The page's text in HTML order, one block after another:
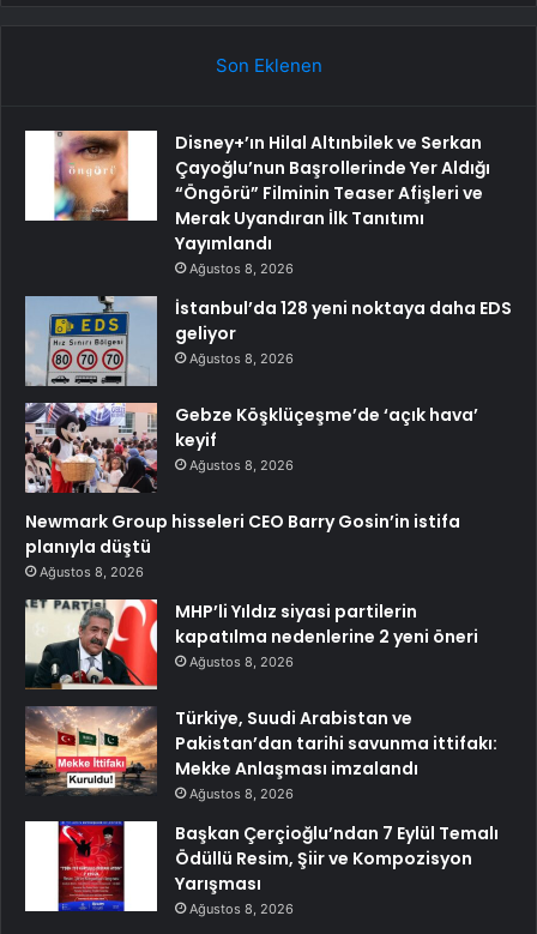
Son Eklenen
Disney+’ın Hilal Altınbilek ve Serkan
Çayoğlu’nun Başrollerinde Yer Aldığı
“Öngörü” Filminin Teaser Afişleri ve
Merak Uyandıran İlk Tanıtımı
Yayımlandı
Ağustos 8, 2026
İstanbul’da 128 yeni noktaya daha EDS
geliyor
Ağustos 8, 2026
Gebze Köşklüçeşme’de ‘açık hava’
keyif
Ağustos 8, 2026
Newmark Group hisseleri CEO Barry Gosin’in istifa
planıyla düştü
Ağustos 8, 2026
MHP’li Yıldız siyasi partilerin
kapatılma nedenlerine 2 yeni öneri
Ağustos 8, 2026
Türkiye, Suudi Arabistan ve
Pakistan’dan tarihi savunma ittifakı:
Mekke Anlaşması imzalandı
Ağustos 8, 2026
Başkan Çerçioğlu’ndan 7 Eylül Temalı
Ödüllü Resim, Şiir ve Kompozisyon
Yarışması
Ağustos 8, 2026